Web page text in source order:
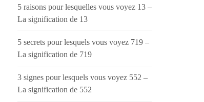
5 raisons pour lesquelles vous voyez 13 –
La signification de 13
5 secrets pour lesquels vous voyez 719 –
La signification de 719
3 signes pour lesquels vous voyez 552 –
La signification de 552